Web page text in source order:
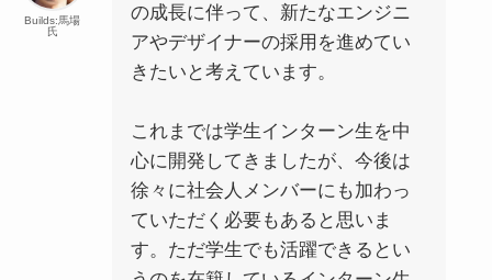
Builds:馬場
氏
の成長に伴って、新たなエンジニ
アやデザイナーの採用を進めてい
きたいと考えています。
これまでは学生インターン生を中
心に開発してきましたが、今後は
徐々に社会人メンバーにも加わっ
ていただく必要もあると思いま
す。ただ学生でも活躍できるとい